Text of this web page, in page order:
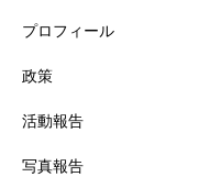
プロフィール
政策
活動報告
写真報告